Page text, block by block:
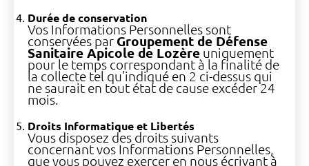
Durée de conservation
Vos Informations Personnelles sont
conservées par Groupement de Défense
Sanitaire Apicole de Lozère uniquement
pour le temps correspondant à la finalité de
la collecte tel qu’indiqué en 2 ci-dessus qui
ne saurait en tout état de cause excéder 24
mois.
Droits Informatique et Libertés
Vous disposez des droits suivants
concernant vos Informations Personnelles,
que vous pouvez exercer en nous écrivant à